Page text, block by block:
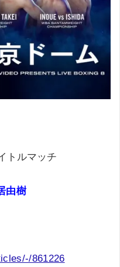
トルマッチ
由樹
861226